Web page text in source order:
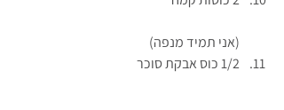
(אני תמיד מנפה)
1/2 כוס אבקת סוכר